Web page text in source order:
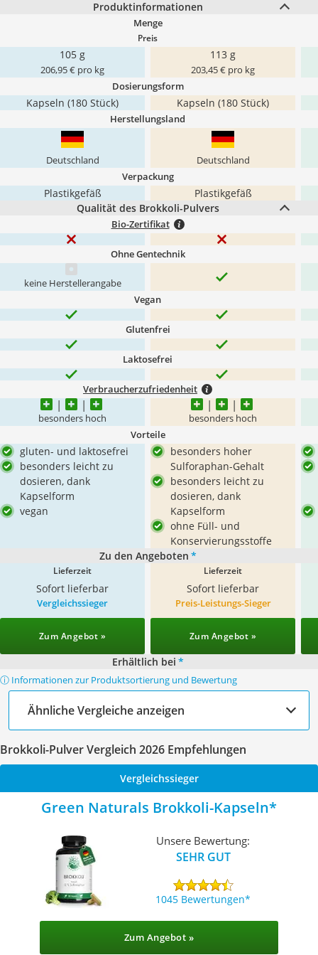
Produktinformationen
Menge
Preis
105 g
206,95 € pro kg
113 g
203,45 € pro kg
Dosierungsform
Kapseln (180 Stück) Kapseln (180 Stück)
Herstellungsland
Deutschland Deutschland
Verpackung
Plastikgefäß
Plastikgefäß
Qualität des Brokkoli-Pulvers
Bio-Zertifikat
Ohne Gentechnik
keine Herstellerangabe
Vegan
Glutenfrei
Laktosefrei
Verbraucherzufriedenheit
besonders hoch besonders hoch
Vorteile
gluten- und laktosefrei
besonders leicht zu
dosieren, dank
Kapselform
vegan
besonders hoher
Sulforaphan-Gehalt
besonders leicht zu
dosieren, dank
Kapselform
ohne Füll- und
Konservierungsstoffe
Zu den Angeboten *
Lieferzeit
Sofort lieferbar
Lieferzeit
Sofort lieferbar
Vergleichssieger
Zum Angebot »
Preis-Leistungs-Sieger
Zum Angebot »
Erhältlich bei *
ⓘ Informationen zur Produktsortierung und Bewertung
Ähnliche Vergleiche anzeigen
Brokkoli-Pulver Vergleich 2026 Empfehlungen
Vergleichssieger
Green Naturals Brokkoli-Kapseln
Unsere Bewertung:
SEHR GUT
1045 Bewertungen
Zum Angebot »